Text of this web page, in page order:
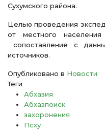
Сухумского района.
Целью проведения
от местного
сопоставление с
источников.
Опубликовано в Новости
Теги
Абхазия
Абхазпоиск
захоронения
Псху